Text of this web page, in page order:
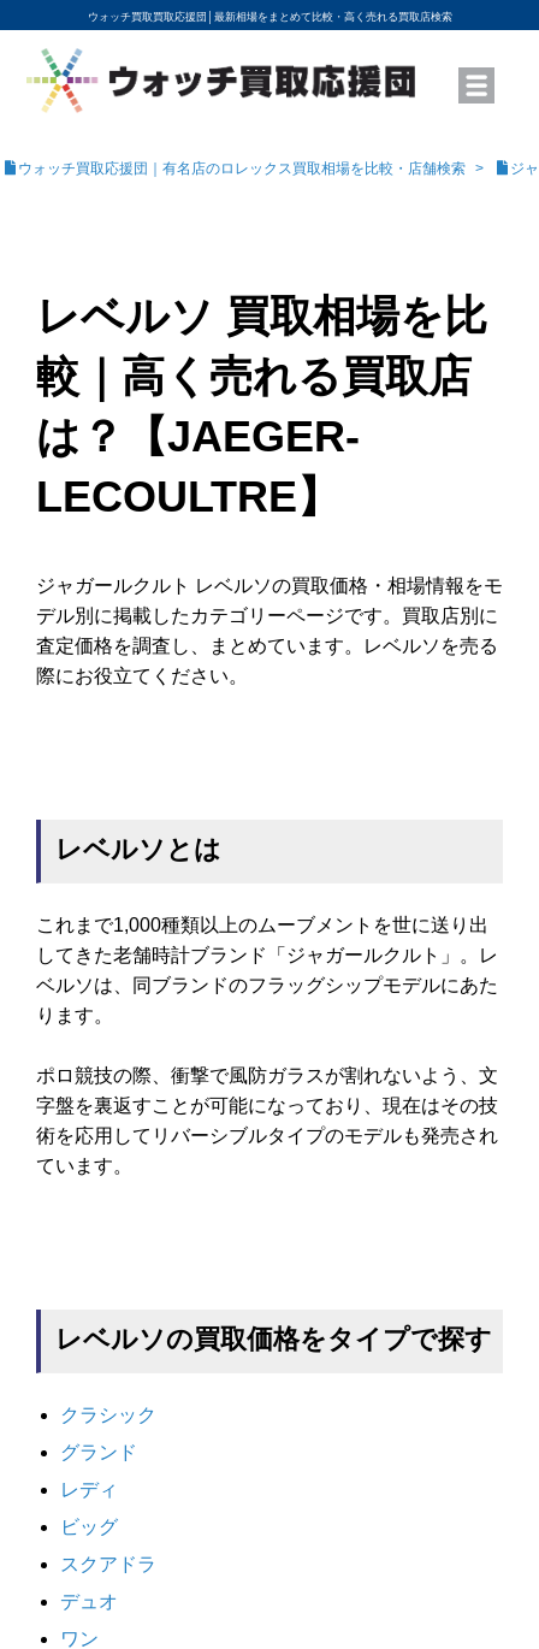
ウォッチ買取買取応援団│ 最新相場をまとめて比較・高く売れる買取店検索
YouTubeで動画を公開中
ROLEXモデル名から買取相場を調べる
高級時計ブランド名から買取相場を調べる
地域から買取店を探す
店舗名から買取店を探す
ブランド時計を高く売る方法
買取査定を依頼する
ウォッチ買取応援団｜有名店のロレックス買取相場を比較・店舗検索 ジ
レベルソ 買取相場を比
較｜高く売れる買取店
は？【JAEGER-
LECOULTRE】
ジャガールクルト レベルソの買取価格・相場情報をモ
デル別に掲載したカテゴリーページです。買取店別に
査定価格を調査し、まとめています。レベルソを売る
際にお役立てください。
レベルソとは
これまで1,000種類以上のムーブメントを世に送り出
してきた老舗時計ブランド「ジャガールクルト」。レ
ベルソは、同ブランドのフラッグシップモデルにあた
ります。
ポロ競技の際、衝撃で風防ガラスが割れないよう、文
字盤を裏返すことが可能になっており、現在はその技
術を応用してリバーシブルタイプのモデルも発売され
ています。
レベルソの買取価格をタイプで探す
クラシック
グランド
レディ
ビッグ
スクアドラ
デュオ
ワン